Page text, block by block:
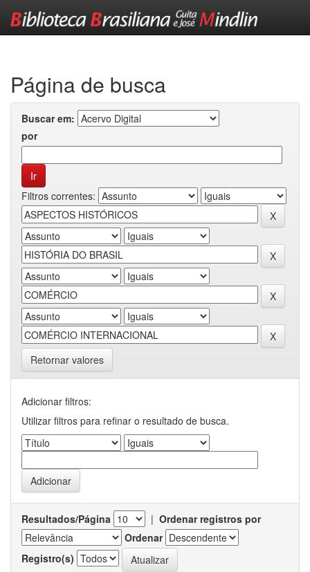
Página de busca
Buscar em:
por
Filtros correntes:
Retornar valores
Adicionar filtros:
Utilizar filtros para refinar o resultado de busca.
Resultados/Página | Ordenar registros por
Ordenar
Registro(s)